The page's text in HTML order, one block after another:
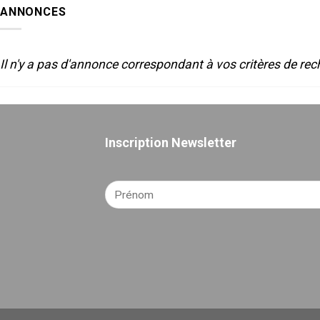
ANNONCES
Il n'y a pas d'annonce correspondant à vos critères de
Inscription Newsletter